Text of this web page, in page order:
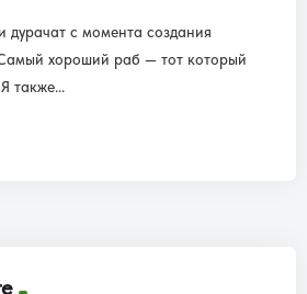
с момента создания
хороший раб — тот который
также...